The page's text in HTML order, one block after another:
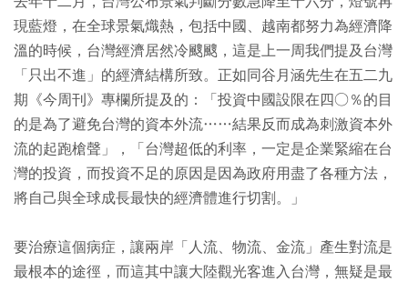
現藍燈，在全球景氣熾熱，包括中國、越南都努力為經濟降
溫的時候，台灣經濟居然冷颼颼，這是上一周我們提及台灣
「只出不進」的經濟結構所致。正如同谷月涵先生在五二九
期《今周刊》專欄所提及的：「投資中國設限在四○％的目
的是為了避免台灣的資本外流……結果反而成為刺激資本外
流的起跑槍聲」，「台灣超低的利率，一定是企業緊縮在台
灣的投資，而投資不足的原因是因為政府用盡了各種方法，
將自己與全球成長最快的經濟體進行切割。」
要治療這個病症，讓兩岸「人流、物流、金流」產生對流是
最根本的途徑，而這其中讓大陸觀光客進入台灣，無疑是最